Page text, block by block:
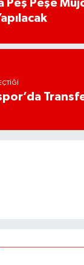
Peş Peşe